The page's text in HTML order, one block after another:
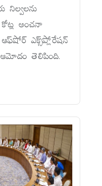
నిల్వలను
కోట్ల అంచనా
ఎక్స్‌ప్లోరేషన్‌
ఆమోదం తెలిపింది.